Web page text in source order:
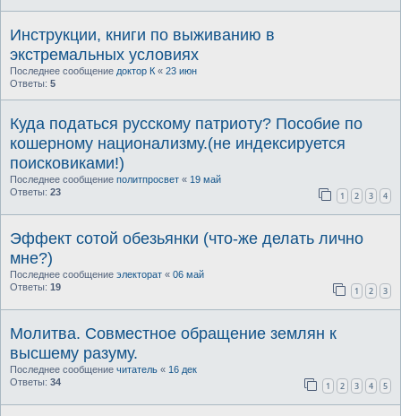
Инструкции, книги по выживанию в
экстремальных условиях
Последнее сообщение доктор К « 23 июн
Ответы: 5
Куда податься русскому патриоту? Пособие по
кошерному национализму.(не индексируется
поисковиками!)
Последнее сообщение политпросвет « 19 май
Ответы: 23 1 2 3 4
Эффект сотой обезьянки (что-же делать лично
мне?)
Последнее сообщение электорат « 06 май
Ответы: 19 1 2 3
Молитва. Совместное обращение землян к
высшему разуму.
Последнее сообщение читатель « 16 дек
Ответы: 34 1 2 3 4 5